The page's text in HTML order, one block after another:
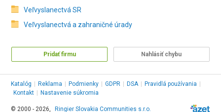
Veľvyslanectvá SR
Veľvyslanectvá a zahraničné úrady
Pridať firmu Nahlásiť chybu
Katalóg Reklama Podmienky GDPR DSA Pravidlá používania
Kontakt
Nastavenie súkromia
© 2000 - 2026, Ringier Slovakia Communities s.r.o.